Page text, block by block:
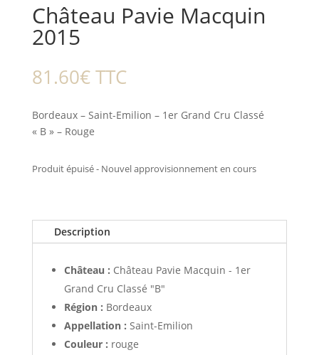
Château Pavie Macquin
2015
81.60€ TTC
Bordeaux – Saint-Emilion – 1er Grand Cru Classé
« B » – Rouge
Produit épuisé - Nouvel approvisionnement en cours
Description
Château : Château Pavie Macquin - 1er
Grand Cru Classé "B"
Région : Bordeaux
Appellation : Saint-Emilion
Couleur : rouge